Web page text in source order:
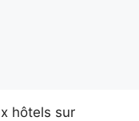
hôtels sur